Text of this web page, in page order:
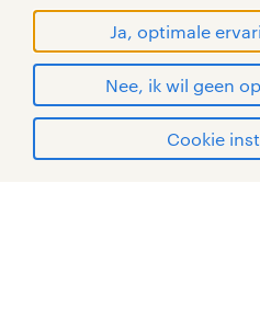
Ja, optimale
Nee, ik wil geen
Cookie
disclaimer
sitemap
RANDSTAD, HUMAN